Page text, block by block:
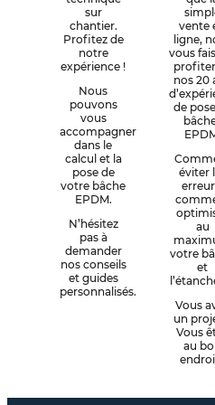
sur
chantier.
Profitez de
notre
expérience !
Nous
pouvons
vous
accompagner
dans le
calcul et la
pose de
votre bâche
EPDM.
N’hésitez
pas à
demander
nos conseils
et guides
personnalisés.
vente
ligne,
vous
nos 20
de
éviter
au
votre
et
Vous
un
Vous
au